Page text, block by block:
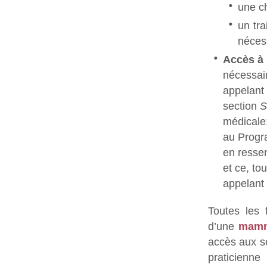
une
un
Accès
appelant
section
au
en
et ce,
appelant
Toutes les
d’une
accès aux